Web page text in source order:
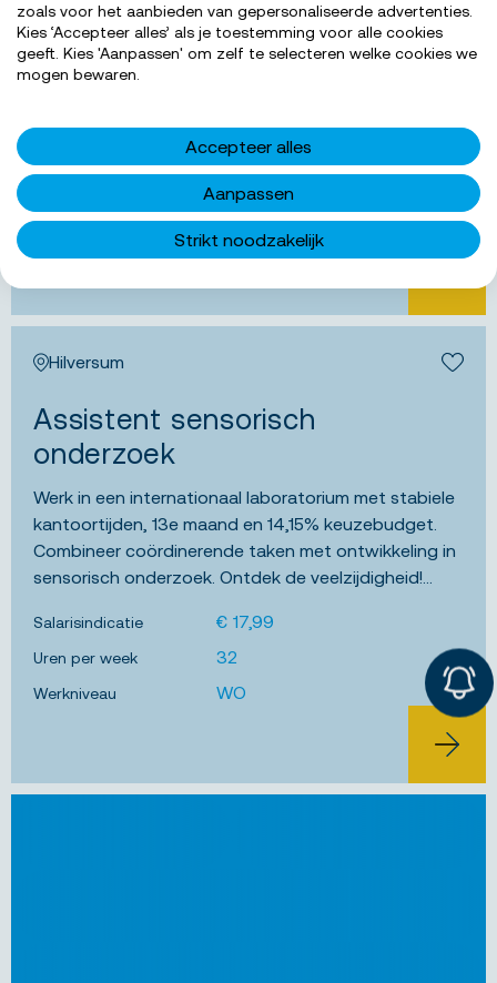
Op zoek naar een plek waar je kunt groeien in een
hecht team, met een salaris tussen € 2.600 en €
3.300 en een tijdelijk contract met uitzicht op vast in
€ 2.600 - € 3.300
32-38
Werkniveau WO
BEKIJK
Hilversum
Assistent sensorisch
onderzoek
Werk in een internationaal laboratorium met stabiele
kantoortijden, 13e maand en 14,15% keuzebudget.
Combineer coördinerende taken met ontwikkeling in
sensorisch onderzoek. Ontdek de veelzijdigheid!...
Salarisindicatie € 17,99
Uren per week 32
Werkniveau WO
BEKIJK
zoals voor het aanbieden van gepersonaliseerde advertenties.
Kies ‘Accepteer alles’ als je toestemming voor alle cookies
geeft. Kies 'Aanpassen' om zelf te selecteren welke cookies we
mogen bewaren.
Accepteer alles
Aanpassen
Strikt noodzakelijk